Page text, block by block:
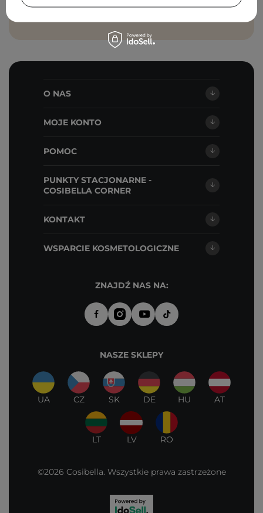
ZAPISZ SIĘ
O NAS
MOJE KONTO
POMOC
PUNKTY STACJONARNE -
COSIBELLA CORNER
KONTAKT
WSPARCIE KOSMETOLOGICZNE
ZNAJDŹ NAS NA:
NASZE SKLEPY
UA CZ SK DE HU AT
LT LV RO
©2026 Cosibella. Wszystkie prawa zastrzeżone